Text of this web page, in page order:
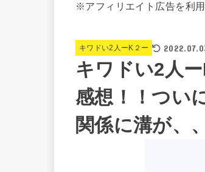
※アフィリエイト広告を利
キワドい2人ーK２ー
キワドい2人
感想！！つい
関係に溝が、、